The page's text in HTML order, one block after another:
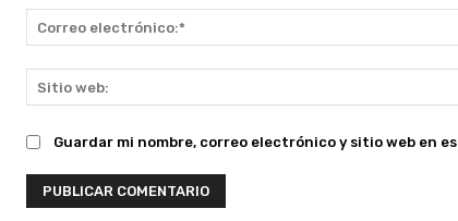
Guardar mi nombre, correo electrónico y sitio web en